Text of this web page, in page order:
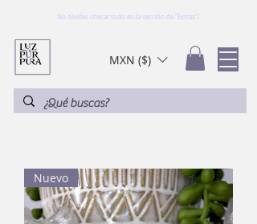
No olvides checar todo en la sección de "Extras"!
MXN ($)
Nuevo